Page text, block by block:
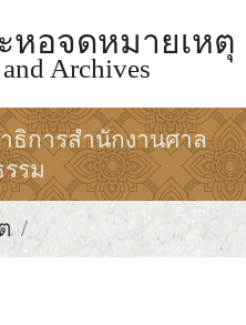
อจดหมายเหตุ
Archives
ธิการสำนักงานศาล
รม